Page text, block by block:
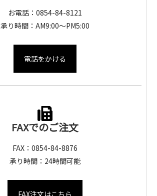
お電話：0854-84-8121
承り時間：AM9:00～PM5:00
電話をかける
FAXでのご注文
FAX：0854-84-8876
承り時間：24時間可能